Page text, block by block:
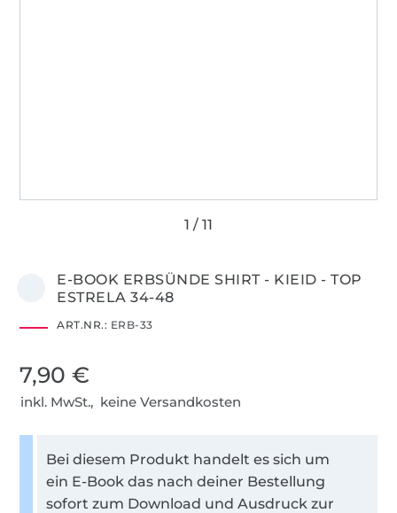
E-BOOK ERBSÜNDE SHIRT - KIEID - TOP
ESTRELA 34-48
ART.NR.: ERB-33
7,90 €
inkl. MwSt., keine Versandkosten
Bei diesem Produkt handelt es sich um
ein E-Book das nach deiner Bestellung
sofort zum Download und Ausdruck zur